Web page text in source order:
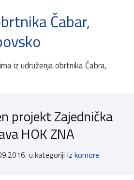
Čabar,
iz udruženja obrtnika Čabra,
projekt Zajednička
HOK ZNA
u kategoriji Iz komore